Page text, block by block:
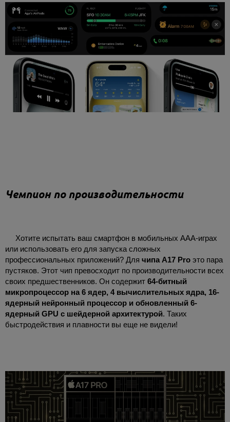
Чемпион по производительности
Хотите испытать ваш смартфон в мобильных ААА-играх
или использовать его для запуска сложных
профессиональных приложений? Для чипа A17 Pro это пара
пустяков. Этот чип превосходит по производительности всех
своих предшественников. Он содержит 64-битный
микропроцессор на 6 ядер, 4 вычислительных ядра, 16-
ядерный нейронный процессор и обновленный 6-
ядерный GPU с шейдерной архитектурой. Таких
быстродействия и плавности вы еще не видели!